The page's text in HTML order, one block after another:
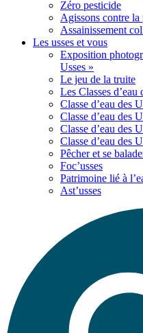
Zéro pesticide
Agissons contre
Assainissement
Les usses et vous
Exposition
Usses »
Le jeu de la truite
Les Classes d’eau
Classe d’eau des
Classe d’eau des
Classe d’eau des
Classe d’eau des
Pêcher et se
Foc’usses
Patrimoine lié à
Ast’usses